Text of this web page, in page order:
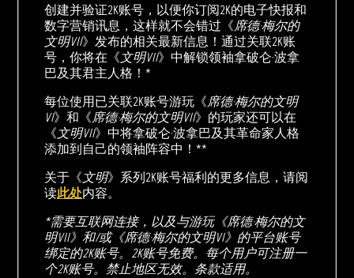
创建并验证2K账号，以便你订阅2K的电子快报和
数字营销讯息，这样就不会错过《席德·梅尔的
文明VII》发布的相关最新信息！通过关联2K账
号，你将在《文明VII》中解锁领袖拿破仑·波拿
巴及其君主人格！*
每位使用已关联2K账号游玩《席德·梅尔的文明
VI》和《席德·梅尔的文明VII》的玩家还可以在
《文明VII》中将拿破仑·波拿巴及其革命家人格
添加到自己的领袖阵容中！**
关于《文明》系列2K账号福利的更多信息，请阅
读此处内容。
*需要互联网连接，以及与游玩《席德·梅尔的文
明VII》和/或《席德·梅尔的文明VI》的平台账号
绑定的2K账号。2K账号免费。每个用户可注册一
个2K账号。禁止地区无效。条款适用。